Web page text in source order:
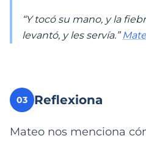
“Y tocó su mano, y la
levantó, y les servía.”
03 Reflexiona
Mateo nos menciona